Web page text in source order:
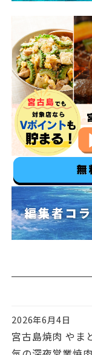
投稿日
2026年6月4日
宮古島焼肉 やま